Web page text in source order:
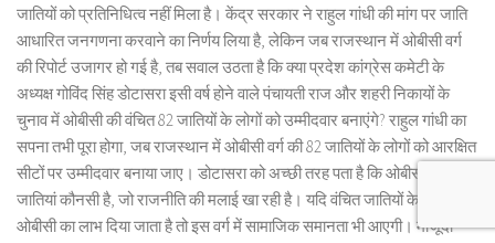
जातियों को प्रतिनिधित्व नहीं मिला है। केंद्र सरकार ने राहुल गांधी की मांग पर जाति
आधारित जनगणना करवाने का निर्णय लिया है, लेकिन जब राजस्थान में ओबीसी वर्ग
की रिपोर्ट उजागर हो गई है, तब सवाल उठता है कि क्या प्रदेश कांग्रेस कमेटी के
अध्यक्ष गोविंद सिंह डोटासरा इसी वर्ष होने वाले पंचायती राज और शहरी निकायों के
चुनाव में ओबीसी की वंचित 82 जातियों के लोगों को उम्मीदवार बनाएंगे? राहुल गांधी का
सपना तभी पूरा होगा, जब राजस्थान में ओबीसी वर्ग की 82 जातियों के लोगों को आरक्षित
सीटों पर उम्मीदवार बनाया जाए। डोटासरा को अच्छी तरह पता है कि ओबीसी की वे 10
जातियां कौनसी है, जो राजनीति की मलाई खा रही है। यदि वंचित जातियों के लोगों को
ओबीसी का लाभ दिया जाता है तो इस वर्ग में सामाजिक समानता भी आएगी। मौजूदा